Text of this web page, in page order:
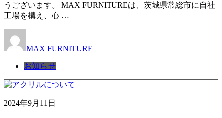
うございます。 MAX FURNITUREは、茨城県常総市に自社
工場を構え、心 …
MAX FURNITURE
お知らせ
2024年9月11日